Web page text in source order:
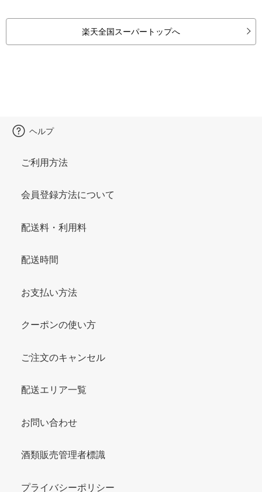
楽天全国スーパートップへ
ヘルプ
ご利用方法
会員登録方法について
配送料・利用料
配送時間
お支払い方法
クーポンの使い方
ご注文のキャンセル
配送エリア一覧
お問い合わせ
酒類販売管理者標識
プライバシーポリシー